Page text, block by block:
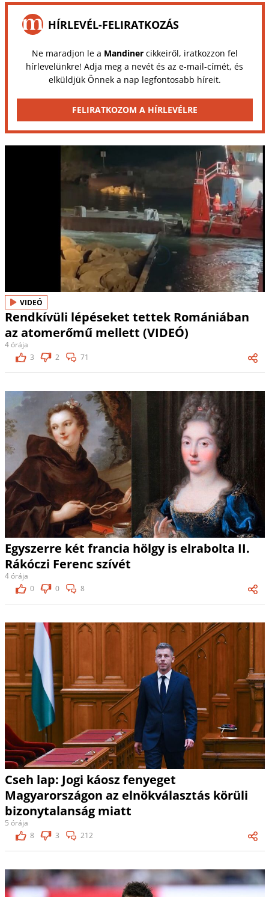
HÍRLEVÉL-FELIRATKOZÁS
Ne maradjon le a Mandinercikkeiről, iratkozzon fel
hírlevelünkre! Adja meg a nevét és az e-mail-címét, és
elküldjük Önnek a nap legfontosabb híreit.
FELIRATKOZOM A HÍRLEVÉLRE
VIDEÓ
Rendkívüli lépéseket tettek Romániában
az atomerőmű mellett (VIDEÓ)
4 órája
3
2 71
Egyszerre két francia hölgy is elrabolta II.
Rákóczi Ferenc szívét
4 órája
0
0 8
Cseh lap: Jogi káosz fenyeget
Magyarországon az elnökválasztás körüli
bizonytalanság miatt
5 órája
8
3 212